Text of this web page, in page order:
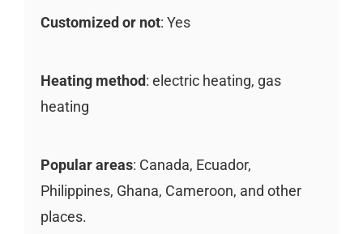
Customized or not: Yes
Heating method: electric heating, gas
heating
Popular areas: Canada, Ecuador,
Philippines, Ghana, Cameroon, and other
places.